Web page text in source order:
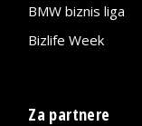
BMW biznis liga
Bizlife Week
Za partnere